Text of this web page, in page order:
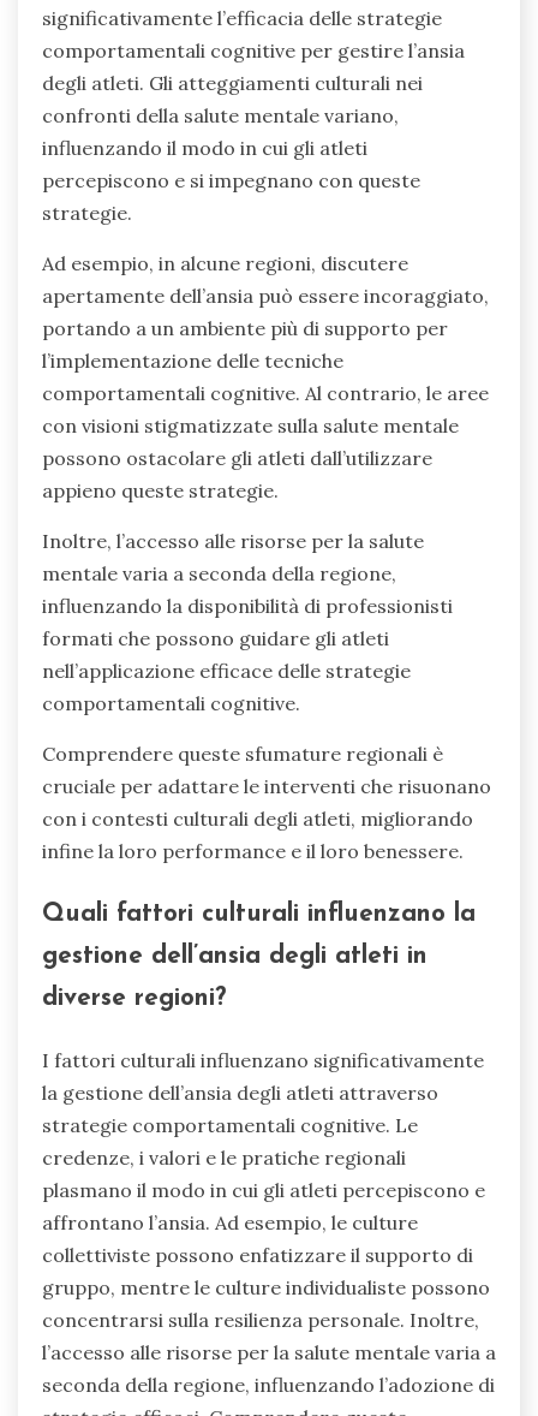
significativamente l’efficacia delle strategie
comportamentali cognitive per gestire l’ansia
degli atleti. Gli atteggiamenti culturali nei
confronti della salute mentale variano,
influenzando il modo in cui gli atleti
percepiscono e si impegnano con queste
strategie.
Ad esempio, in alcune regioni, discutere
apertamente dell’ansia può essere incoraggiato,
portando a un ambiente più di supporto per
l’implementazione delle tecniche
comportamentali cognitive. Al contrario, le aree
con visioni stigmatizzate sulla salute mentale
possono ostacolare gli atleti dall’utilizzare
appieno queste strategie.
Inoltre, l’accesso alle risorse per la salute
mentale varia a seconda della regione,
influenzando la disponibilità di professionisti
formati che possono guidare gli atleti
nell’applicazione efficace delle strategie
comportamentali cognitive.
Comprendere queste sfumature regionali è
cruciale per adattare le interventi che risuonano
con i contesti culturali degli atleti, migliorando
infine la loro performance e il loro benessere.
Quali fattori culturali influenzano la
gestione dell’ansia degli atleti in
diverse regioni?
I fattori culturali influenzano significativamente
la gestione dell’ansia degli atleti attraverso
strategie comportamentali cognitive. Le
credenze, i valori e le pratiche regionali
plasmano il modo in cui gli atleti percepiscono e
affrontano l’ansia. Ad esempio, le culture
collettiviste possono enfatizzare il supporto di
gruppo, mentre le culture individualiste possono
concentrarsi sulla resilienza personale. Inoltre,
l’accesso alle risorse per la salute mentale varia a
seconda della regione, influenzando l’adozione di